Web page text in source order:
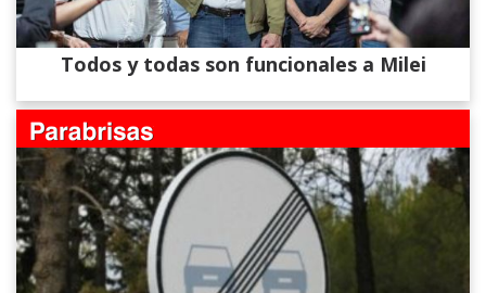
Todos y todas son funcionales a Milei